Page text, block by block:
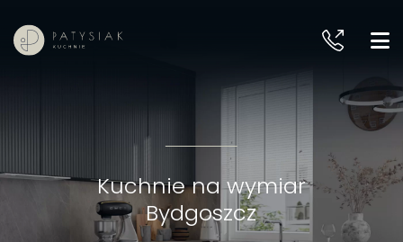
Kuchnie na wymiar
Bydgoszcz